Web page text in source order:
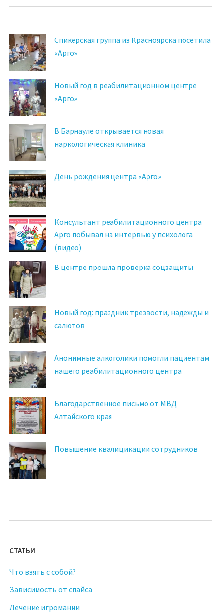
Спикерская группа из Красноярска посетила
«Арго»
Новый год в реабилитационном центре
«Арго»
В Барнауле открывается новая
наркологическая клиника
День рождения центра «Арго»
Консультант реабилитационного центра
Арго побывал на интервью у психолога
(видео)
В центре прошла проверка соцзащиты
Новый год: праздник трезвости, надежды и
салютов
Анонимные алкоголики помогли пациентам
нашего реабилитационного центра
Благодарственное письмо от МВД
Алтайского края
Повышение квалицикации сотрудников
СТАТЬИ
Что взять с собой?
Зависимость от спайса
Лечение игромании